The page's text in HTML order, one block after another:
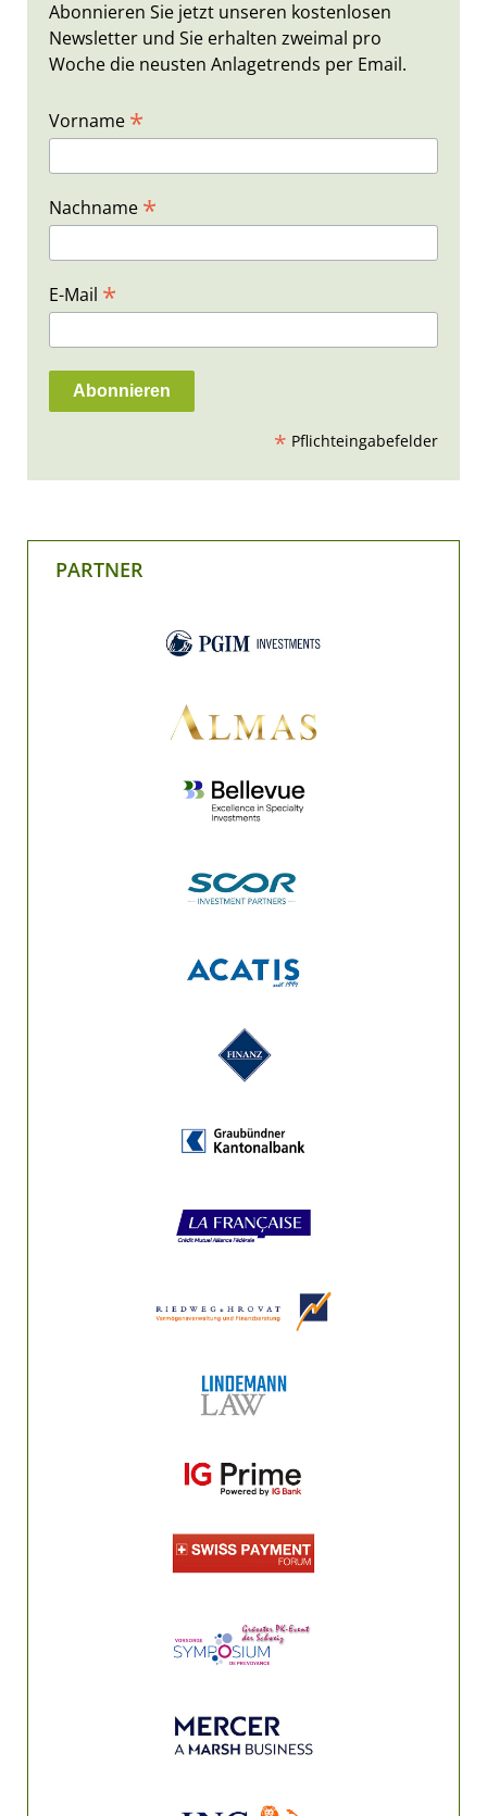
Abonnieren Sie jetzt unseren kostenlosen
Newsletter und Sie erhalten zweimal pro
Woche die neusten Anlagetrends per Email.
Vorname *
Nachname *
E-Mail *
* Pflichteingabefelder
PARTNER